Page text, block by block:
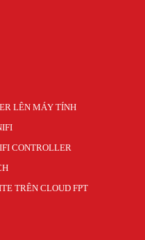
LÊN MÁY TÍNH
CONTROLLER
TRÊN CLOUD FPT